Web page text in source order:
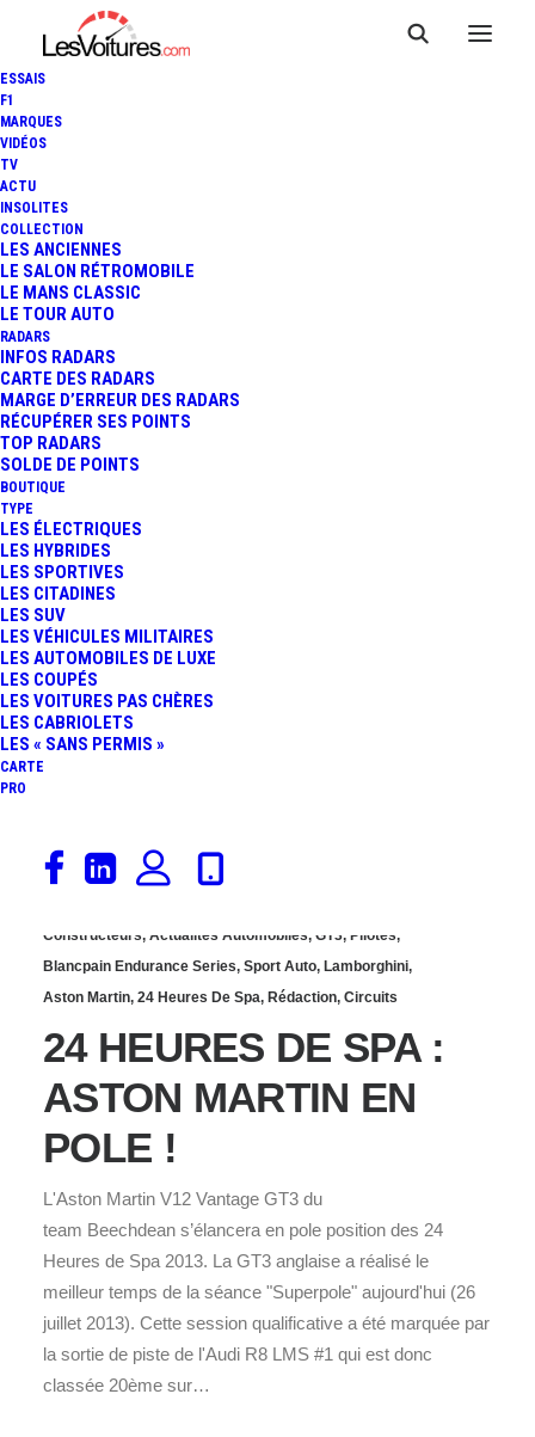
ESSAIS
F1
MARQUES
VIDÉOS
TV
ACTU
INSOLITES
COLLECTION
LES ANCIENNES
LE SALON RÉTROMOBILE
LE MANS CLASSIC
LE TOUR AUTO
RADARS
INFOS RADARS
CARTE DES RADARS
MARGE D’ERREUR DES RADARS
RÉCUPÉRER SES POINTS
TOP RADARS
SOLDE DE POINTS
BOUTIQUE
TYPE
LES ÉLECTRIQUES
LES HYBRIDES
LES SPORTIVES
LES CITADINES
LES SUV
LES VÉHICULES MILITAIRES
LES AUTOMOBILES DE LUXE
LES COUPÉS
LES VOITURES PAS CHÈRES
LES CABRIOLETS
LES « SANS PERMIS »
CARTE
PRO
31 juillet 2013
24 HEURES DE SPA :
MERCEDES L’EMPORTE !
RETOUR SUR UNE
COURSE INTENSE ET
DIFFICILE…
Constructeurs, Actualités Automobiles, GT3, Pilotes,
Blancpain Endurance Series, Sport Auto, Lamborghini,
Aston Martin, 24 Heures De Spa, Rédaction, Circuits
24 HEURES DE SPA :
ASTON MARTIN EN
POLE !
L'Aston Martin V12 Vantage GT3 du
team Beechdean s’élancera en pole position des 24
Heures de Spa 2013. La GT3 anglaise a réalisé le
meilleur temps de la séance "Superpole" aujourd'hui (26
juillet 2013). Cette session qualificative a été marquée par
la sortie de piste de l'Audi R8 LMS #1 qui est donc
classée 20ème sur…